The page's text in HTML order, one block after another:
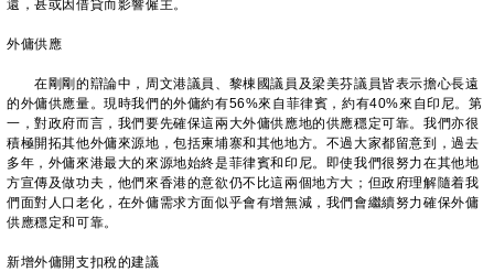
還，甚或因借貸而影響僱主。
外傭供應
在剛剛的辯論中，周文港議員、黎棟國議員及梁美芬議員皆表示擔心長遠
的外傭供應量。現時我們的外傭約有56%來自菲律賓，約有40%來自印尼。第
一，對政府而言，我們要先確保這兩大外傭供應地的供應穩定可靠。我們亦很
積極開拓其他外傭來源地，包括柬埔寨和其他地方。不過大家都留意到，過去
多年，外傭來港最大的來源地始終是菲律賓和印尼。即使我們很努力在其他地
方宣傳及做功夫，他們來香港的意欲仍不比這兩個地方大；但政府理解隨着我
們面對人口老化，在外傭需求方面似乎會有增無減，我們會繼續努力確保外傭
供應穩定和可靠。
新增外傭開支扣稅的建議